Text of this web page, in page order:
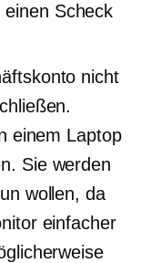
Scheck
nicht
einem Laptop
Sie werden
wollen, da
einfacher